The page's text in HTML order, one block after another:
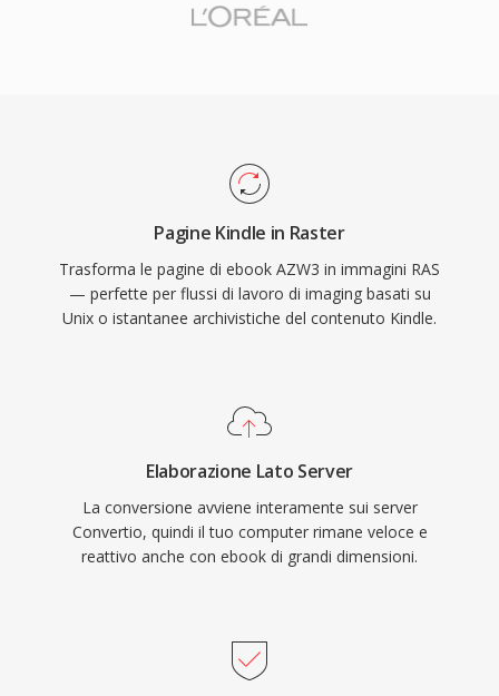
Pagine Kindle in Raster
Trasforma le pagine di ebook AZW3 in immagini RAS
— perfette per flussi di lavoro di imaging basati su
Unix o istantanee archivistiche del contenuto Kindle.
Elaborazione Lato Server
La conversione avviene interamente sui server
Convertio, quindi il tuo computer rimane veloce e
reattivo anche con ebook di grandi dimensioni.